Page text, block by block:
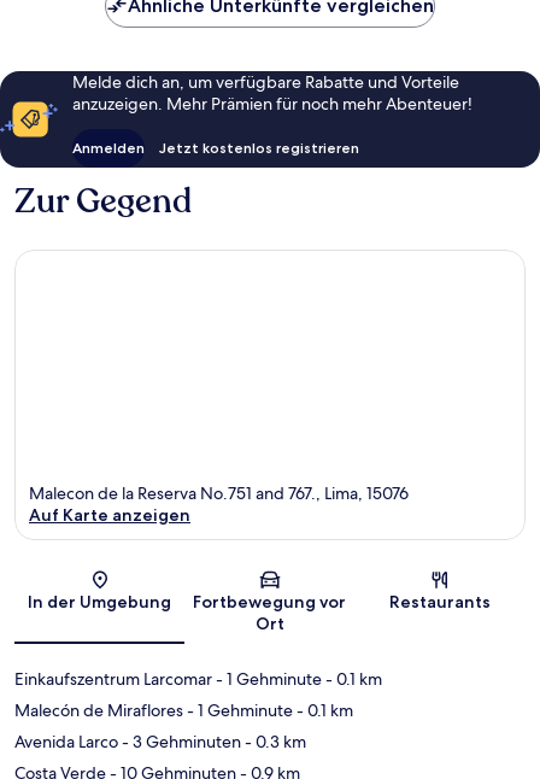
Ähnliche Unterkünfte vergleichen
Melde dich an, um verfügbare Rabatte und Vorteile
anzuzeigen. Mehr Prämien für noch mehr Abenteuer!
Anmelden Jetzt kostenlos registrieren
Zur Gegend
Karte
Malecon de la Reserva No.751 and 767., Lima, 15076
Auf Karte anzeigen
In der Umgebung
Fortbewegung vor
Ort
Restaurants
Einkaufszentrum Larcomar- 1 Gehminute- 0.1 km
Malecón de Miraflores- 1 Gehminute- 0.1 km
Avenida Larco- 3 Gehminuten- 0.3 km
Costa Verde- 10 Gehminuten- 0.9 km